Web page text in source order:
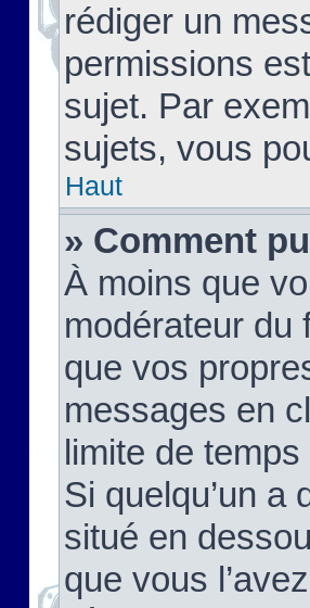
rédiger un
permissions
sujet. Par
sujets, vous
Haut
» Comment
À moins que
modérateur du
que vos
messages en
limite de
Si quelqu’un a
situé en
que vous